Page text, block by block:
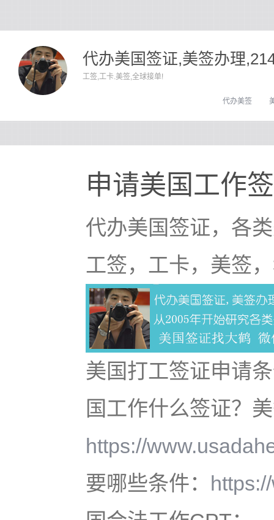
代办美国签证,美签办理
工签,工卡.美签,全球接单!
代办美签
申请美国工作
代办美国签证，各
工签，工卡，美签
美国打工签证申请
国工作什么签证？
https://
要哪些条件：